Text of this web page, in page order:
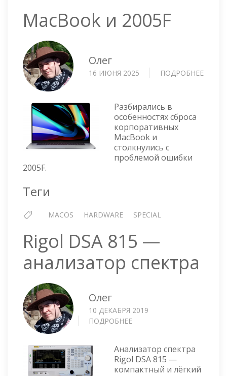
MacBook и 2005F
Олег
16 ИЮНЯ 2025 ПОДРОБНЕЕ
Разбирались в
особенностях сброса
корпоративных
MacBook и
столкнулись с
проблемой ошибки
2005F.
Теги
MACOS HARDWARE SPECIAL
Rigol DSA 815 —
анализатор спектра
Олег
10 ДЕКАБРЯ 2019
ПОДРОБНЕЕ
815
—
Анализатор спектра
Rigol DSA 815 —
компактный и лёгкий